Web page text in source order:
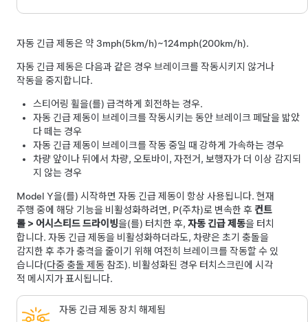
자동 긴급 제동은 약 3mph(5km/h)~124mph(200km/h).
자동 긴급 제동은 다음과 같은 경우 브레이크를 작동시키지 않거나
작동을 중지합니다.
스티어링 휠을(를) 급격하게 회전하는 경우.
자동 긴급 제동이 브레이크를 작동시키는 동안 브레이크 페달을 밟았
다 떼는 경우
자동 긴급 제동이 브레이크를 작동 중일 때 강하게 가속하는 경우
차량 앞이나 뒤에서 차량, 오토바이, 자전거, 보행자가 더 이상 감지되
지 않는 경우
Model Y을(를) 시작하면 자동 긴급 제동이 항상 사용됩니다. 현재
주행 중에 해당 기능을 비활성화하려면, P(주차)로 변속한 후 컨트
롤 > 어시스티드 드라이빙을(를) 터치한 후, 자동 긴급 제동을 터치
합니다. 자동 긴급 제동을 비활성화하더라도, 차량은 초기 충돌을
감지한 후 추가 충격을 줄이기 위해 여전히 브레이크를 작동할 수 있
습니다(다중 충돌 제동 참조). 비활성화된 경우 터치스크린에 시각
적 메시지가 표시됩니다.
자동 긴급 제동 장치 해제됨